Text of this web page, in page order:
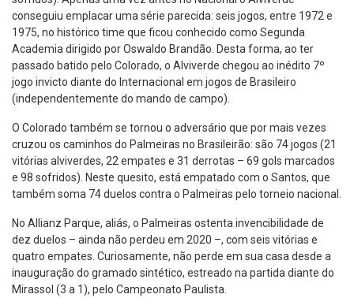
conseguiu emplacar uma série parecida: seis jogos, entre 1972 e
1975, no histórico time que ficou conhecido como Segunda
Academia dirigido por Oswaldo Brandão. Desta forma, ao ter
passado batido pelo Colorado, o Alviverde chegou ao inédito 7º
jogo invicto diante do Internacional em jogos de Brasileiro
(independentemente do mando de campo).
O Colorado também se tornou o adversário que por mais vezes
cruzou os caminhos do Palmeiras no Brasileirão: são 74 jogos (21
vitórias alviverdes, 22 empates e 31 derrotas – 69 gols marcados
e 98 sofridos). Neste quesito, está empatado com o Santos, que
também soma 74 duelos contra o Palmeiras pelo torneio nacional.
No Allianz Parque, aliás, o Palmeiras ostenta invencibilidade de
dez duelos – ainda não perdeu em 2020 –, com seis vitórias e
quatro empates. Curiosamente, não perde em sua casa desde a
inauguração do gramado sintético, estreado na partida diante do
Mirassol (3 a 1), pelo Campeonato Paulista.